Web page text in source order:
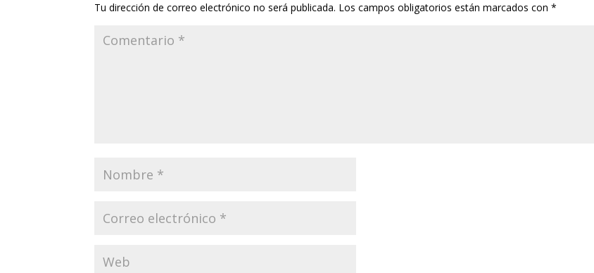
Tu dirección de correo electrónico no será publicada. Los campos obligatorios están marcados con*